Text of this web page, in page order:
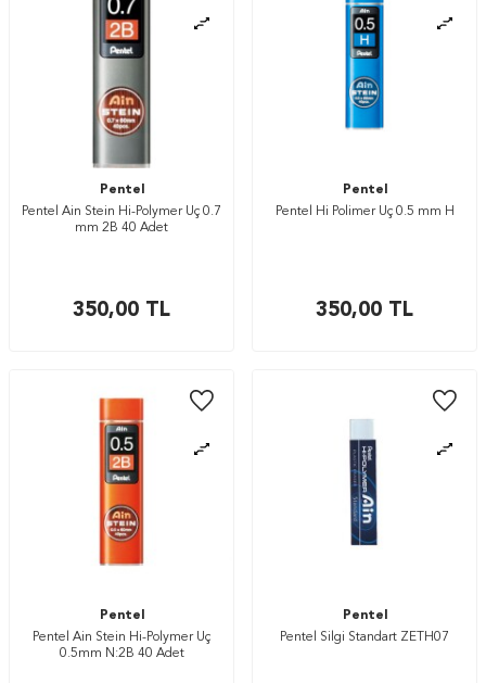
Pentel
Pentel Ain Stein Hi-Polymer Uç 0.7
mm 2B 40 Adet
350,00 TL
Pentel
Pentel Hi Polimer Uç 0.5 mm H
350,00 TL
Pentel
Pentel Ain Stein Hi-Polymer Uç
0.5mm N:2B 40 Adet
Pentel
Pentel Silgi Standart ZETH07